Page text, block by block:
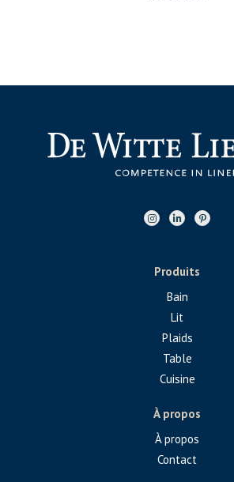
Produits
Bain
Lit
Plaids
Table
Cuisine
À propos
À propos
Contact